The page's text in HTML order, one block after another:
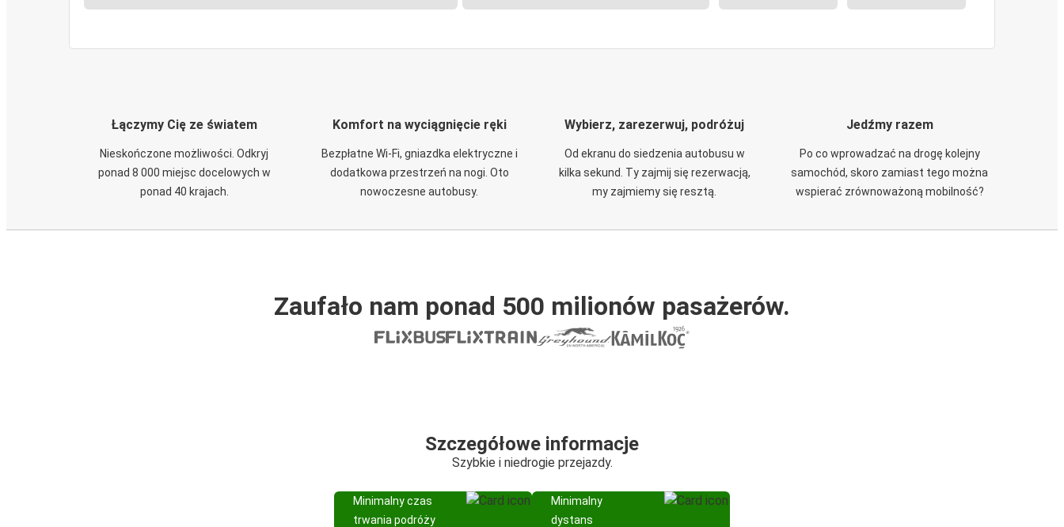
Łączymy Cię ze światem
Nieskończone możliwości. Odkryj
ponad 8 000 miejsc docelowych w
ponad 40 krajach.
Komfort na wyciągnięcie ręki
Bezpłatne Wi-Fi, gniazdka elektryczne i
dodatkowa przestrzeń na nogi. Oto
nowoczesne autobusy.
Wybierz, zarezerwuj, podróżuj
Od ekranu do siedzenia autobusu w
kilka sekund. Ty zajmij się rezerwacją,
my zajmiemy się resztą.
Jedźmy razem
Po co wprowadzać na drogę kolejny
samochód, skoro zamiast tego można
wspierać zrównoważoną mobilność?
Zaufało nam ponad 500 milionów pasażerów.
Szczegółowe informacje
Szybkie i niedrogie przejazdy.
Minimalny czas
trwania podróży
Minimalny
dystans